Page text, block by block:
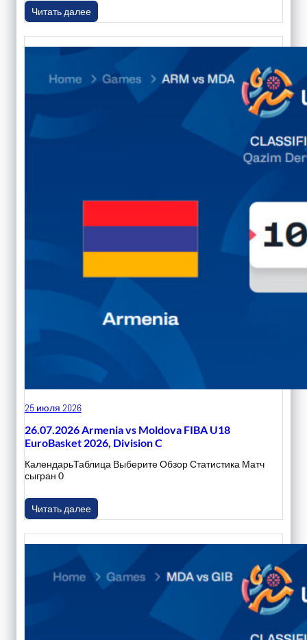
Читать далее
25 июля 2026
26.07.2026 Armenia vs Moldova FIBA U18
EuroBasket 2026, Division C
КалендарьТаблица Выберите Обзор Статистика Матч
сыгран 0
Читать далее